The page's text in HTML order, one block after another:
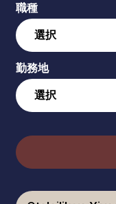
職種
勤務地